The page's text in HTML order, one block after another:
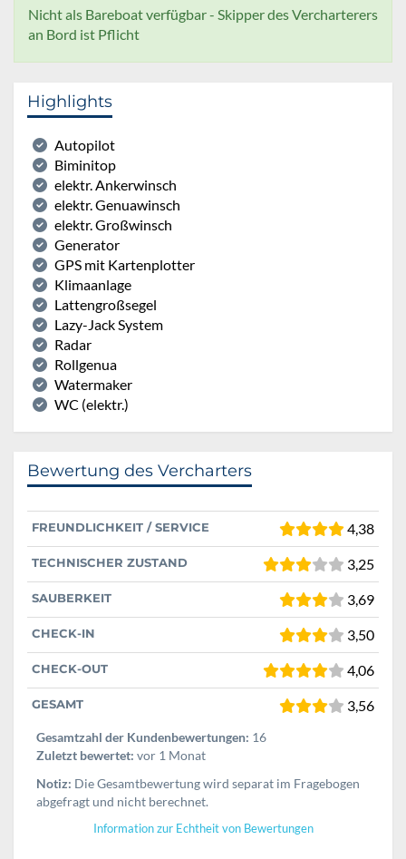
Nicht als Bareboat verfügbar - Skipper des Vercharterers
an Bord ist Pflicht
Highlights
Autopilot
Biminitop
elektr. Ankerwinsch
elektr. Genuawinsch
elektr. Großwinsch
Generator
GPS mit Kartenplotter
Klimaanlage
Lattengroßsegel
Lazy-Jack System
Radar
Rollgenua
Watermaker
WC (elektr.)
Bewertung des Vercharters
FREUNDLICHKEIT / SERVICE 4,38
TECHNISCHER ZUSTAND 3,25
SAUBERKEIT 3,69
CHECK-IN 3,50
CHECK-OUT 4,06
GESAMT 3,56
Gesamtzahl der Kundenbewertungen: 16
Zuletzt bewertet: vor 1 Monat
Notiz: Die Gesamtbewertung wird separat im Fragebogen
abgefragt und nicht berechnet.
Information zur Echtheit von Bewertungen